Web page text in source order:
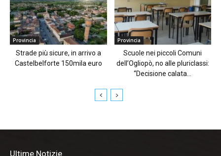
Provincia
Strade più sicure, in arrivo a
Castelbelforte 150mila euro
Provincia
Scuole nei piccoli Comuni
dell’Ogliopò, no alle pluriclassi:
“Decisione calata...
Ultime Notizie